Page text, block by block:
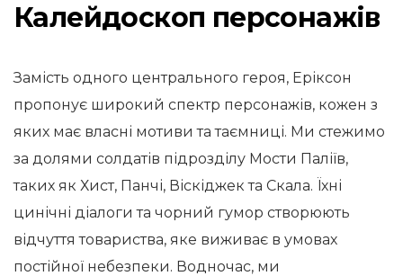
Калейдоскоп персонажів
Замість одного центрального героя, Еріксон
пропонує широкий спектр персонажів, кожен з
яких має власні мотиви та таємниці. Ми стежимо
за долями солдатів підрозділу Мости Паліїв,
таких як Хист, Панчі, Віскіджек та Скала. Їхні
цинічні діалоги та чорний гумор створюють
відчуття товариства, яке виживає в умовах
постійної небезпеки. Водночас, ми